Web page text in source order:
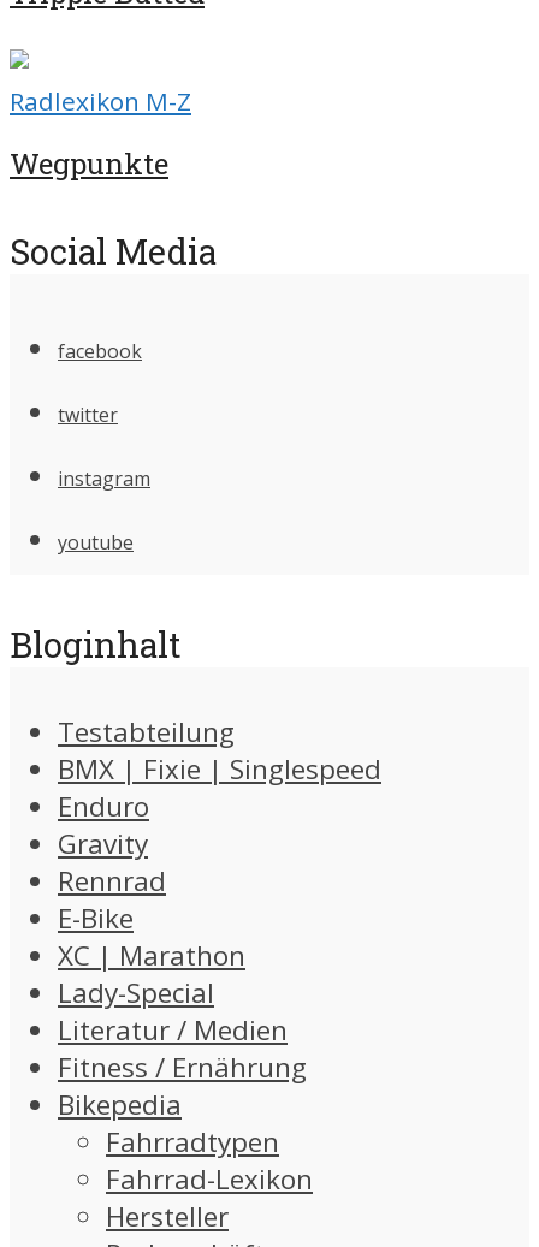
Radlexikon M-Z
Wegpunkte
Social Media
facebook
twitter
instagram
youtube
Bloginhalt
Testabteilung
BMX | Fixie | Singlespeed
Enduro
Gravity
Rennrad
E-Bike
XC | Marathon
Lady-Special
Literatur / Medien
Fitness / Ernährung
Bikepedia
Fahrradtypen
Fahrrad-Lexikon
Hersteller